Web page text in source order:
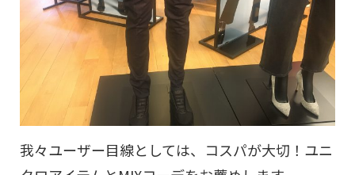
我々ユーザー目線としては、コスパが大切！ユニ